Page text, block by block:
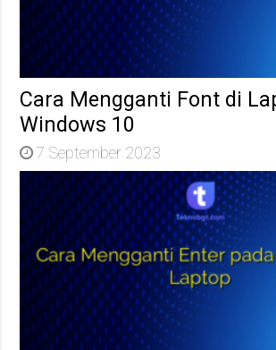
Cara Mengganti Font di
Windows 10
7 September 2023